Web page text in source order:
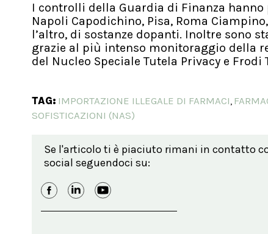
I controlli della Guardia di Finanza
Napoli Capodichino, Pisa, Roma
l’altro, di sostanze dopanti. Inoltre sono
grazie al più intenso monitoraggio della
del Nucleo Speciale Tutela Privacy e
TAG: IMPORTAZIONE ILLEGALE DI FARMACI,
SOFISTICAZIONI (NAS)
Se l'articolo ti è piaciuto rimani in contatto
social seguendoci su: